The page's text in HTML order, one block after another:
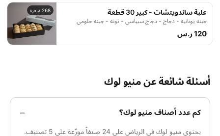
268 سعرة علبة ساندويتشات - كبير 30 قطعة
جبنه يونانيه - دجاج - دجاج سبياسي - تونه - جبنه حلومي
120 ر.س
أسئلة شائعة عن منيو لوك
كم عدد أصناف منيو لوك؟
يحتوي منيو لوك في الرياض على 24 صنفاً موزّعة على 5 تصنيف.